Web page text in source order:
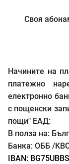
Своя
Начините на
платежно
електронно
с пощенски
пощи" ЕАД:
В полза на:
Банка: ОББ /
IBAN: